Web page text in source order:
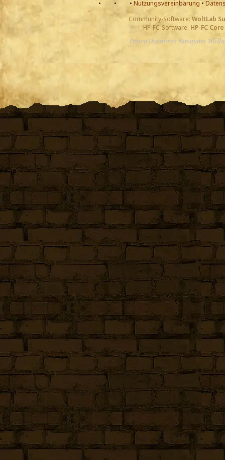
•
• • Nutzungsvereinbarung •
Community-Software: WoltLab
HP-FC-Software: HP-FC Core
Draco Dormiens Nunquam